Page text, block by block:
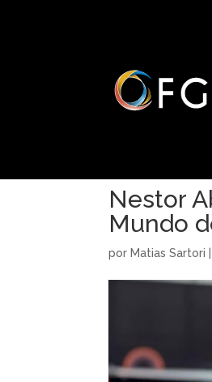
Nestor
Mundo
por Matias Sartori